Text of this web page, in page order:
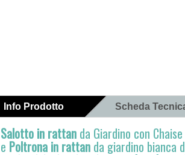
Info Prodotto Scheda
Salotto in rattan da Giardino con
e Poltrona in rattan da giardino bianca